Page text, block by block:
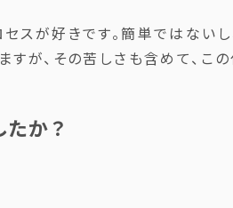
が好きです。簡単ではないし
が、その苦しさも含めて、こ
か？